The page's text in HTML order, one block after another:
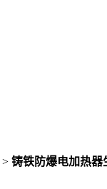
> 铸铁防爆电加热器